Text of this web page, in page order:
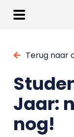
Terug naar
Jaar:
nog!